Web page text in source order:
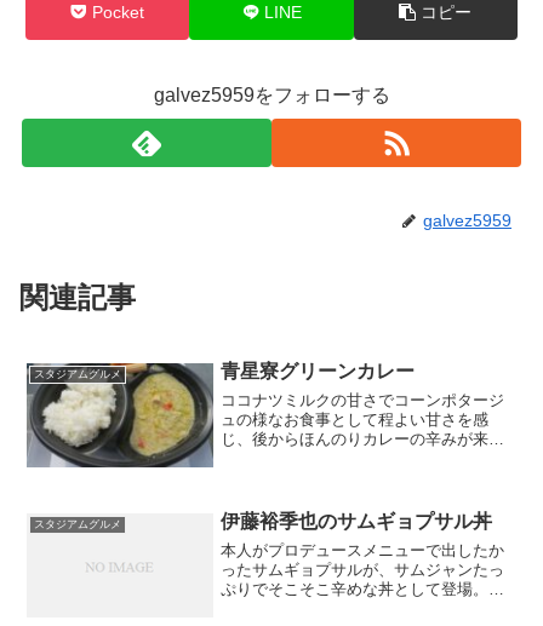
Pocket LINE コピー
galvez5959をフォローする
galvez5959
関連記事
スタジアムグルメ 青星寮グリーンカレー
ココナツミルクの甘さでコーンポタージ
ュの様なお食事として程よい甘さを感
じ、後からほんのりカレーの辛みが来
スタジアムグルメ 伊藤裕季也のサムギョプサル丼
本人がプロデュースメニューで出したか
ったサムギョプサルが、サムジャンたっ
ぷりでそこそこ辛めな丼として登場。ガ